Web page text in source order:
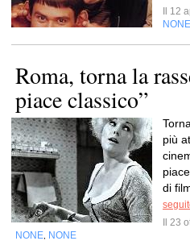
Il 12
NONE
Roma, torna la
piace classico”
più
di
Il 23
NONE NONE